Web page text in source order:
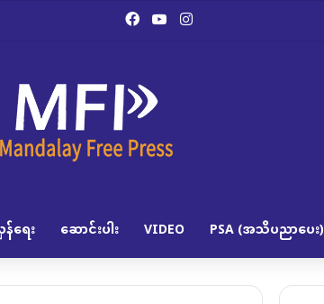
Facebook
YouTubeInstagram
ရေး ဆောင်းပါး VIDEO PSA (အသိပညာပေး)